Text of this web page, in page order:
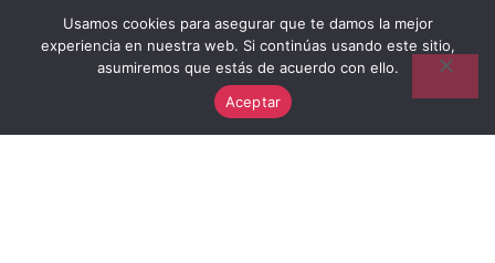
Hoe Kan Ik Je HelpenVoorgesprek
Usamos cookies para asegurar que te damos la mejor
experiencia en nuestra web. Si continúas usando este sitio,
asumiremos que estás de acuerdo con ello.
Aceptar